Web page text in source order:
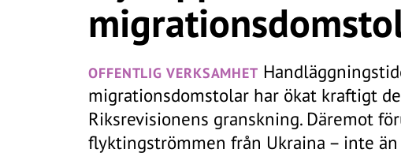
OFFENTLIG VERKSAMHET
migrationsdomstolar har ökat kraftigt
Riksrevisionens granskning. Däremot
flyktingströmmen från Ukraina – inte